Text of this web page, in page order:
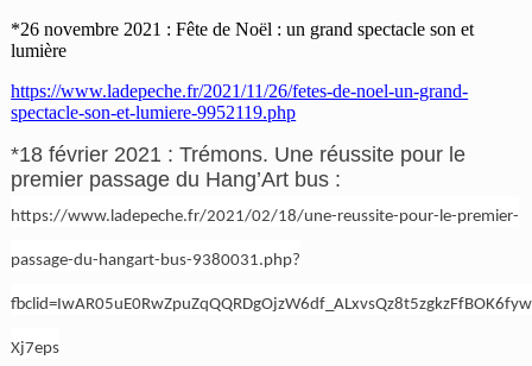
*26 novembre 2021 : Fête de Noël : un grand spectacle son et
lumière
https://www.ladepeche.fr/2021/11/26/fetes-de-noel-un-grand-
spectacle-son-et-lumiere-9952119.php
*18 février 2021 : Trémons. Une réussite pour le
premier passage du Hang’Art bus :
https://www.ladepeche.fr/2021/02/18/une-reussite-pour-le-premier-
passage-du-hangart-bus-9380031.php?
Xj7eps